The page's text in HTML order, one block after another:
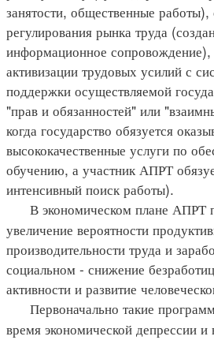
занятости, общественные
регулирования рынка труда
информационное сопровождение),
активизации трудовых усилий с
поддержки осуществляемой
"прав и обязанностей" или
когда государство обязуется
высококачественные услуги по
обучению, а участник АПРТ
интенсивный поиск работы).
В экономическом плане АПРТ
увеличение вероятности
производительности труда и
социальном - снижение
активности и развитие
Первоначально такие
время экономической депрессии и